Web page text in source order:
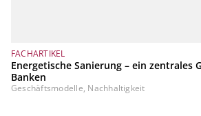
FACHARTIKEL
Energetische Sanierung – ein zentrales
Banken
Geschäftsmodelle, Nachhaltigkeit